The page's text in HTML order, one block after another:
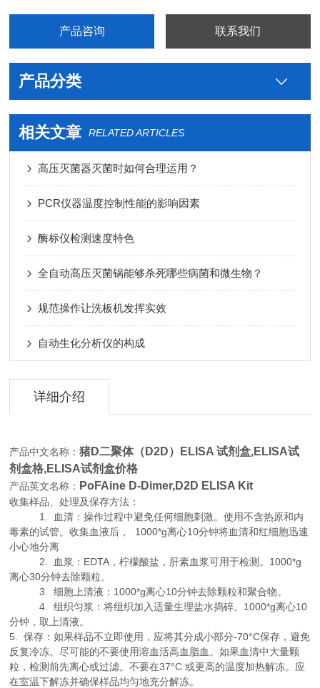
产品咨询 联系我们
产品分类
相关文章 RELATED ARTICLES
高压灭菌器灭菌时如何合理运用？
PCR仪器温度控制性能的影响因素
酶标仪检测速度特色
全自动高压灭菌锅能够杀死哪些病菌和微生物？
规范操作让洗板机发挥实效
自动生化分析仪的构成
详细介绍
产品中文名称：猪D二聚体（D2D）ELISA 试剂盒,ELISA试
剂盒格,ELISA试剂盒价格
产品英文名称： PoFAine D-Dimer,D2D ELISA Kit
收集样品、处理及保存方法：
1. 血清：操作过程中避免任何细胞刺激。使用不含热原和内
毒素的试管。收集血液后， 1000*g离心10分钟将血清和红细胞迅速
小心地分离
2. 血浆：EDTA，柠檬酸盐，肝素血浆可用于检测。1000*g
离心30分钟去除颗粒。
3. 细胞上清液：1000*g离心10分钟去除颗粒和聚合物。
4. 组织匀浆：将组织加入适量生理盐水捣碎。1000*g离心10
分钟，取上清液。
5. 保存：如果样品不立即使用，应将其分成小部分-70°C保存，避免
反复冷冻。尽可能的不要使用溶血活高血脂血。如果血清中大量颗
粒，检测前先离心或过滤。不要在37°C 或更高的温度加热解冻。应
在室温下解冻并确保样品均匀地充分解冻。